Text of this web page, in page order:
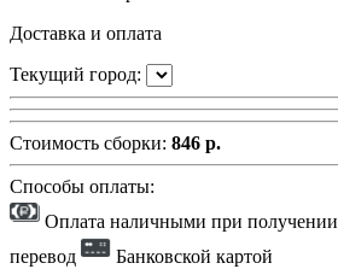
Доставка и оплата
Текущий город:
Стоимость сборки: 846 р.
Способы оплаты:
Оплата наличными при получении
перевод
Банковской картой